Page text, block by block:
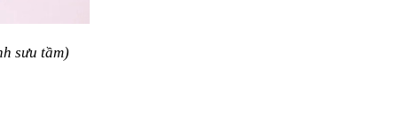
sưu tầm)